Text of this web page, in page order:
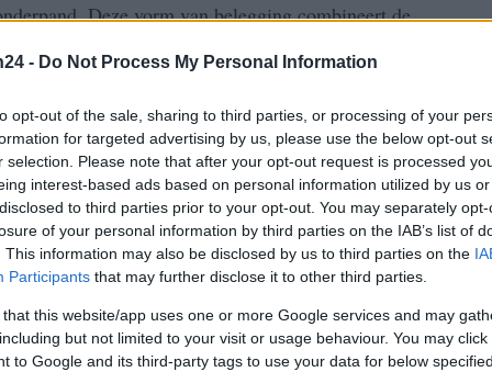
- Do Not Process My Personal Information
opt-out of the sale, sharing to third parties, or processing of your
for targeted advertising by us, please use the below opt-out
selection. Please note that after your opt-out request is processed
interest-based ads based on personal information utilized by us
to third parties prior to your opt-out. You may separately
of your personal information by third parties on the IAB’s list of
This information may also be disclosed by us to third parties on the
Participants that may further disclose it to other third parties.
that this website/app uses one or more Google services and may
but not limited to your visit or usage behaviour. You may
to Google and its third-party tags to use your data for below
Deze vorm van belegging combineert de
debt.
aantrekkelijke optie omdat het een stabiel
eeneerste hypotheekrechtals zekerheid. Dit maakt
met andere alternatieve investeringen.
banken moeilijker om leningen te verstrekken aan
financieringstekort in de sector. Particuliere
debtook wel non-bancaire vastgoedfinanciering